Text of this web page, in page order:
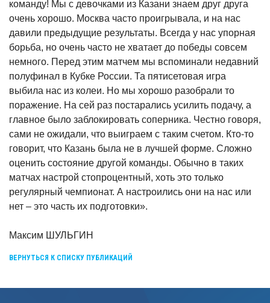
команду! Мы с девочками из Казани знаем друг друга
очень хорошо. Москва часто проигрывала, и на нас
давили предыдущие результаты. Всегда у нас упорная
борьба, но очень часто не хватает до победы совсем
немного. Перед этим матчем мы вспоминали недавний
полуфинал в Кубке России. Та пятисетовая игра
выбила нас из колеи. Но мы хорошо разобрали то
поражение. На сей раз постарались усилить подачу, а
главное было заблокировать соперника. Честно говоря,
сами не ожидали, что выиграем с таким счетом. Кто-то
говорит, что Казань была не в лучшей форме. Сложно
оценить состояние другой команды. Обычно в таких
матчах настрой стопроцентный, хоть это только
регулярный чемпионат. А настроились они на нас или
нет – это часть их подготовки».
Максим ШУЛЬГИН
ВЕРНУТЬСЯ К СПИСКУ ПУБЛИКАЦИЙ